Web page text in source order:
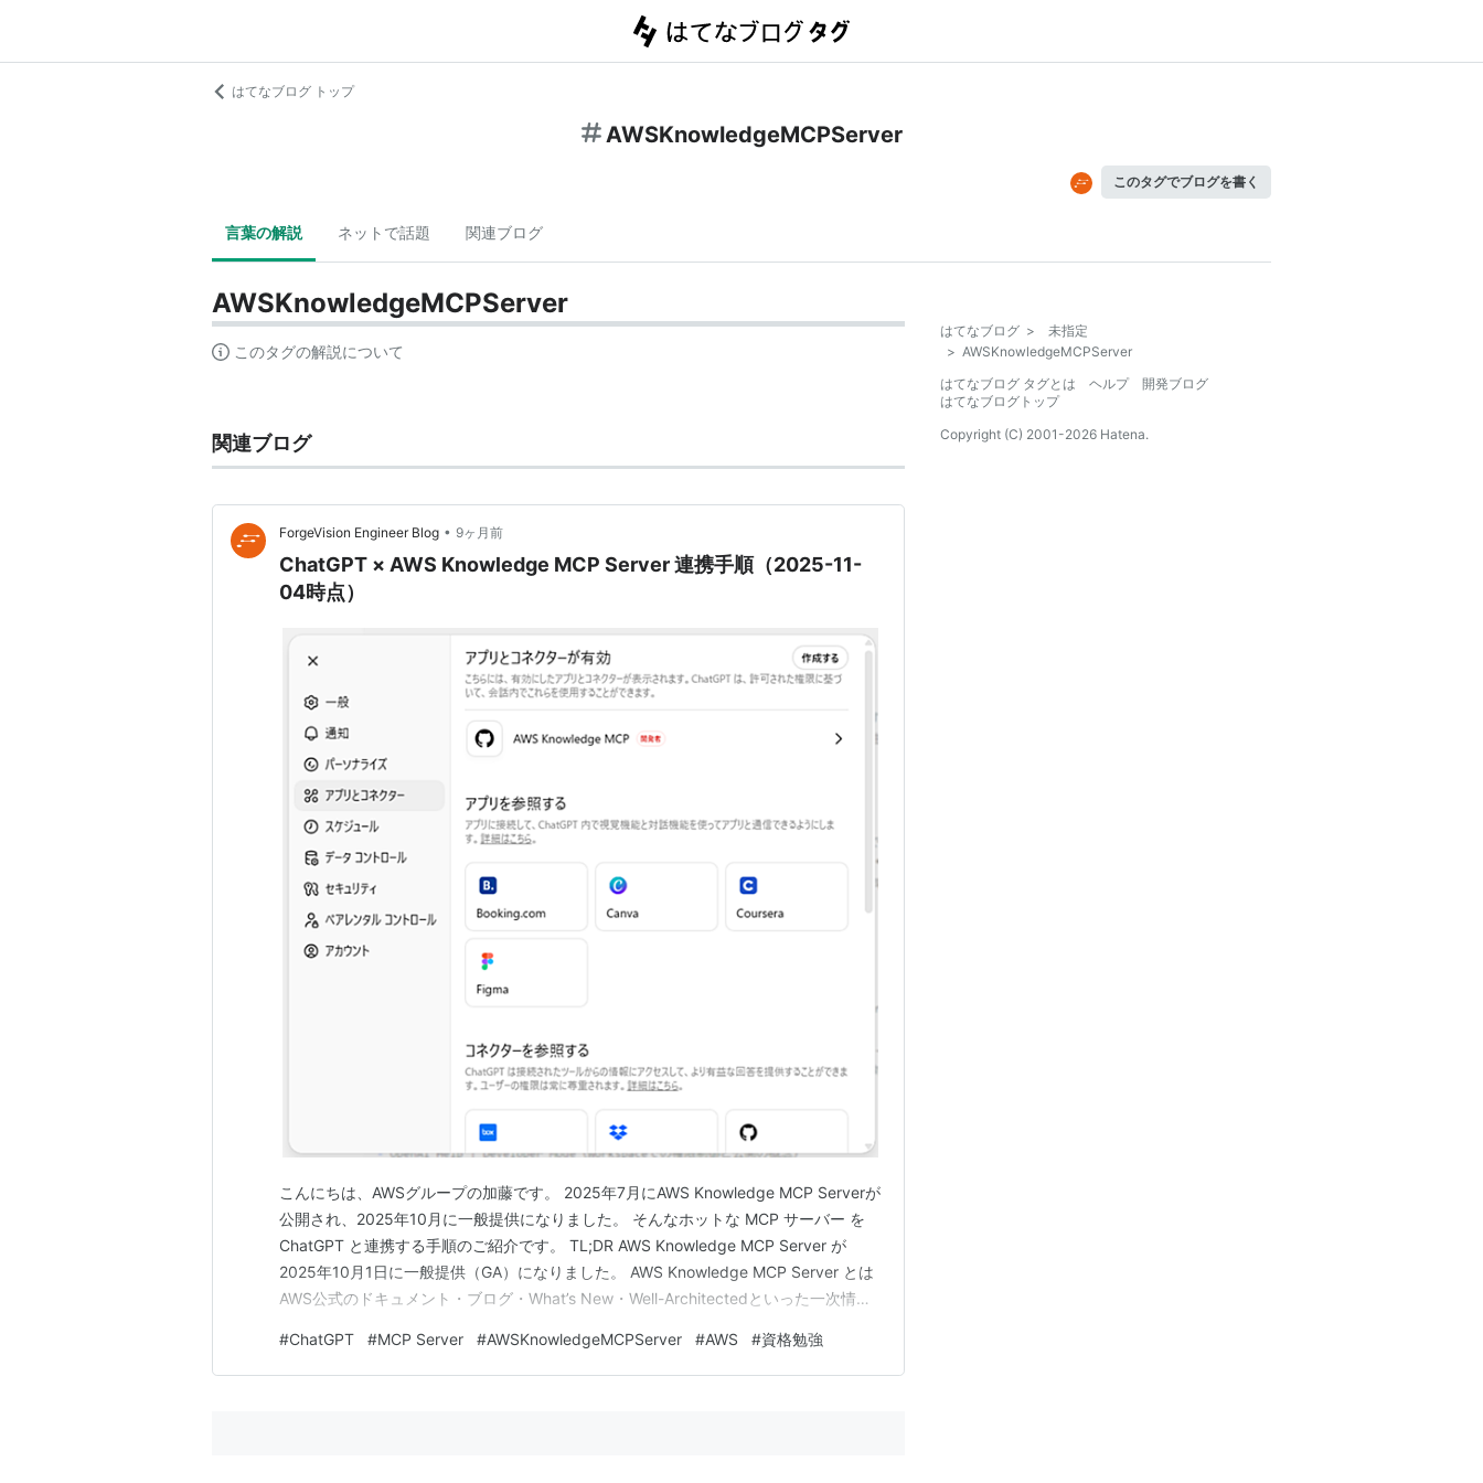
はてなブログ トップ
AWSKnowledgeMCPServer
このタグでブログを書く
言葉の解説 ネットで話題 関連ブログ
AWSKnowledgeMCPServer
このタグの解説について
関連ブログ
ForgeVision Engineer Blog • 9ヶ月前
ChatGPT × AWS Knowledge MCP Server 連携手順（2025-11-
04時点）
こんにちは、AWSグループの加藤です。 2025年7月にAWS Knowledge MCP Serverが
公開され、2025年10月に一般提供になりました。 そんなホットな MCP サーバー を
ChatGPT と連携する手順のご紹介です。 TL;DR AWS Knowledge MCP Server が
2025年10月1日に一般提供（GA）になりました。 AWS Knowledge MCP Server とは
AWS公式のドキュメント・ブログ・What’s New・Well-Architectedといった一次情報
#ChatGPT #MCP Server #AWSKnowledgeMCPServer #AWS #資格勉強
はてなブログ >
未指定
> AWSKnowledgeMCPServer
はてなブログ タグとは
ヘルプ
開発ブログ
はてなブログトップ
Copyright (C) 2001-2026 Hatena.